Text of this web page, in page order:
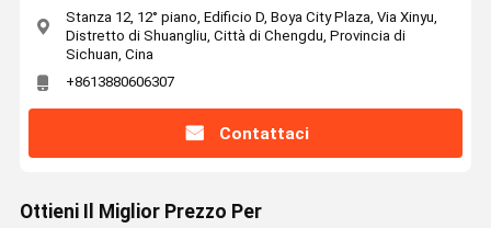
Stanza 12, 12° piano, Edificio D, Boya City Plaza, Via Xinyu,
Distretto di Shuangliu, Città di Chengdu, Provincia di
Sichuan, Cina
+8613880606307
Contattaci
Ottieni Il Miglior Prezzo Per